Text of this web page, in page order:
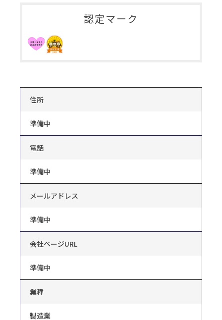
認定マーク
住所
準備中
電話
準備中
メールアドレス
準備中
会社ページURL
準備中
業種
製造業